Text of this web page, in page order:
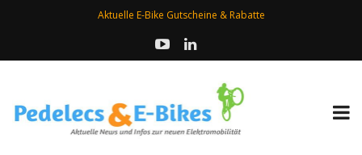
Aktuelle E-Bike Gutscheine & Rabatte